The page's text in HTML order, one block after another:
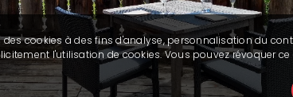
des cookies à des fins d'analyse, personnalisation du
l'utilisation de cookies. Vous pouvez révoquer